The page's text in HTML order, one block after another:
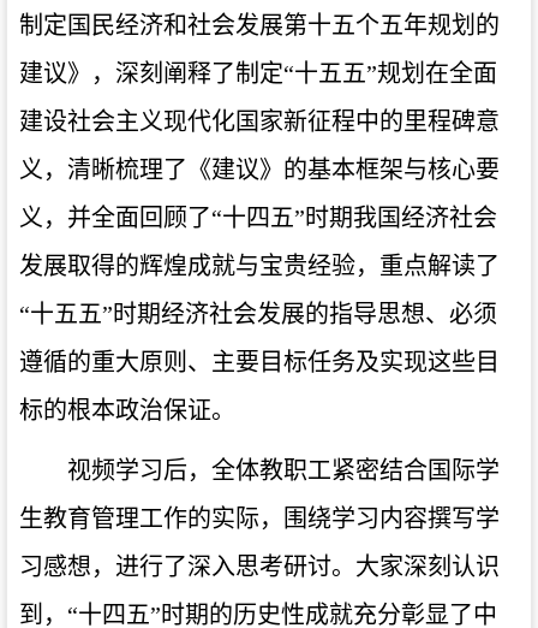
制定国民经济和社会发展第十五个五年规划的
建议》，深刻阐释了制定“十五五”规划在全面
建设社会主义现代化国家新征程中的里程碑意
义，清晰梳理了《建议》的基本框架与核心要
义，并全面回顾了“十四五”时期我国经济社会
发展取得的辉煌成就与宝贵经验，重点解读了
“十五五”时期经济社会发展的指导思想、必须
遵循的重大原则、主要目标任务及实现这些目
标的根本政治保证。
视频学习后，全体教职工紧密结合国际学
生教育管理工作的实际，围绕学习内容撰写学
习感想，进行了深入思考研讨。大家深刻认识
到，“十四五”时期的历史性成就充分彰显了中